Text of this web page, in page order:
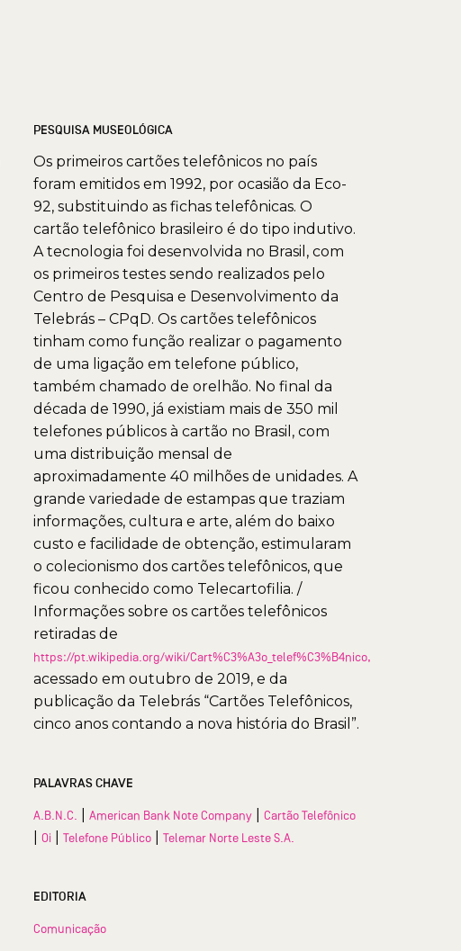
PESQUISA MUSEOLÓGICA
Os primeiros cartões telefônicos no país
foram emitidos em 1992, por ocasião da Eco-
92, substituindo as fichas telefônicas. O
cartão telefônico brasileiro é do tipo indutivo.
A tecnologia foi desenvolvida no Brasil, com
os primeiros testes sendo realizados pelo
Centro de Pesquisa e Desenvolvimento da
Telebrás – CPqD. Os cartões telefônicos
tinham como função realizar o pagamento
de uma ligação em telefone público,
também chamado de orelhão. No final da
década de 1990, já existiam mais de 350 mil
telefones públicos à cartão no Brasil, com
uma distribuição mensal de
aproximadamente 40 milhões de unidades. A
grande variedade de estampas que traziam
informações, cultura e arte, além do baixo
custo e facilidade de obtenção, estimularam
o colecionismo dos cartões telefônicos, que
ficou conhecido como Telecartofilia. /
Informações sobre os cartões telefônicos
retiradas de
https://pt.wikipedia.org/wiki/Cart%C3%A3o_telef%C3%B4nico,
acessado em outubro de 2019, e da
publicação da Telebrás “Cartões Telefônicos,
cinco anos contando a nova história do Brasil”.
PALAVRAS CHAVE
A.B.N.C. |American Bank Note Company |Cartão Telefônico
|Oi |Telefone Público |Telemar Norte Leste S.A.
EDITORIA
Comunicação